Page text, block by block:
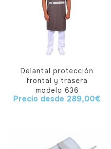
Delantal protección
frontal y trasera
modelo 636
Precio desde 289,00€